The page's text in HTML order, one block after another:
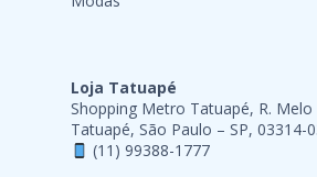
Loja Tatuapé
Shopping Metro Tatuapé, R. Melo
Tatuapé, São Paulo – SP, 03314-
(11) 99388-1777